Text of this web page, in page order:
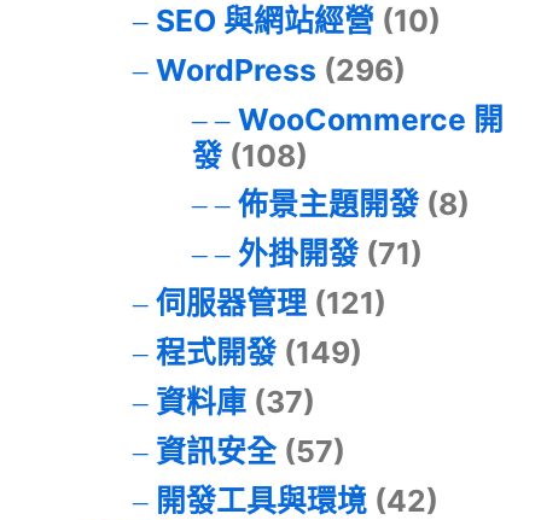
SEO 與網站經營 (10)
WordPress (296)
WooCommerce 開
發(108)
佈景主題開發(8)
外掛開發(71)
伺服器管理(121)
程式開發(149)
資料庫(37)
資訊安全(57)
開發工具與環境(42)